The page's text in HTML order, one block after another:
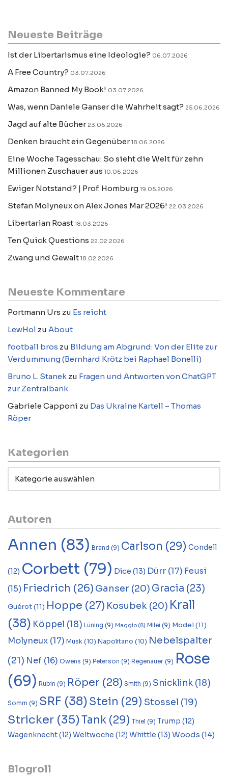
Neueste Beiträge
Ist der Libertarismus eine Ideologie? 06.07.2026
A Free Country? 03.07.2026
Amazon Banned My Book! 03.07.2026
Was, wenn Daniele Ganser die Wahrheit sagt? 25.06.2026
Jagd auf alte Bücher 23.06.2026
Denken braucht ein Gegenüber 18.06.2026
Eine Woche Tagesschau: So sieht die Welt für zehn
Millionen Zuschauer aus 10.06.2026
Ewiger Notstand? | Prof. Homburg 19.05.2026
Stefan Molyneux on Alex Jones Mar 2026! 22.03.2026
Libertarian Roast 18.03.2026
Ten Quick Questions 22.02.2026
Zwang und Gewalt 18.02.2026
Neueste Kommentare
Portmann Urs zu Es reicht
LewHol zu About
football bros zu Bildung am Abgrund: Von der Elite zur
Verdummung (Bernhard Krötz bei Raphael Bonelli)
Bruno L. Stanek zu Fragen und Antworten von ChatGPT
zur Zentralbank
Gabriele Capponi zu Das Ukraine Kartell – Thomas
Röper
Kategorien
Autoren
Annen (83) Brand (9) Carlson (29) Condell
(12) Corbett (79) Dice (13) Dürr (17) Feusi
(15) Friedrich (26) Ganser (20) Gracia (23)
Guérot(11) Hoppe (27) Kosubek (20) Krall
(38) Köppel (18) Lüning (9) Maggio (8) Milei (9) Model (11)
Molyneux (17) Musk(10) Napolitano (10) Nebelspalter
(21) Nef (16) Owens (9) Peterson (9) Regenauer (9) Rose
(69) Rubin (9) Röper (28) Smith (9) Snicklink (18)
Somm (9) SRF (38)Stein (29) Stossel (19)
Stricker (35)Tank (29) Thiel (9) Trump (12)
Wagenknecht(12) Weltwoche (12) Whittle (13) Woods (14)
Blogroll